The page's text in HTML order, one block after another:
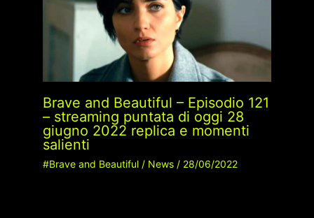
Brave and Beautiful – Episodio 121
– streaming puntata di oggi 28
giugno 2022 replica e momenti
salienti
#Brave and Beautiful/ News/ 28/06/2022